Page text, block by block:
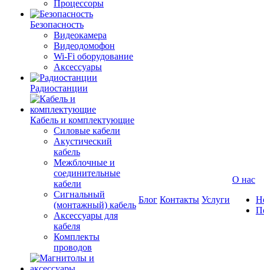
Процессоры
Безопасность
Видеокамера
Видеодомофон
Wi-Fi оборудование
Аксессуары
Радиостанции
Кабель и комплектующие
Силовые кабели
Акустический
кабель
Межблочные и
соединительные
кабели
Сигнальный
(монтажный) кабель
Аксессуары для
кабеля
Комплекты
проводов
Блог Контакты Услуги
О нас